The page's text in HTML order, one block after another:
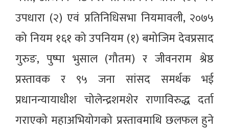
उपधारा (२) एवं प्रतिनिधिसभा नियमावली, २०७५
को नियम १६१ को उपनियम (१) बमोजिम देवप्रसाद
गुरुङ, पुष्पा भुसाल (गौतम) र जीवनराम श्रेष्ठ
प्रस्तावक र ९५ जना सांसद समर्थक भई
प्रधानन्यायाधीश चोलेन्द्रशमशेर राणाविरुद्ध दर्ता
गराएको महाअभियोगको प्रस्तावमाथि छलफल हुने